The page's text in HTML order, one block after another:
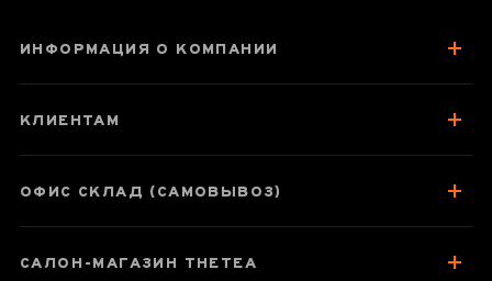
Шу Пуэр
ИНФОРМАЦИЯ О КОМПАНИИ
КЛИЕНТАМ
ОФИС СКЛАД (САМОВЫВОЗ)
САЛОН-МАГАЗИН THETEA